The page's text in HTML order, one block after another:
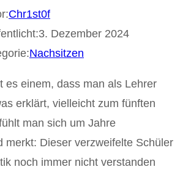
Chr1st0f
3. Dezember 2024
Nachsitzen
es einem, dass man als Lehrer
erklärt, vielleicht zum fünften
man sich um Jahre
merkt: Dieser verzweifelte Schüler
noch immer nicht verstanden